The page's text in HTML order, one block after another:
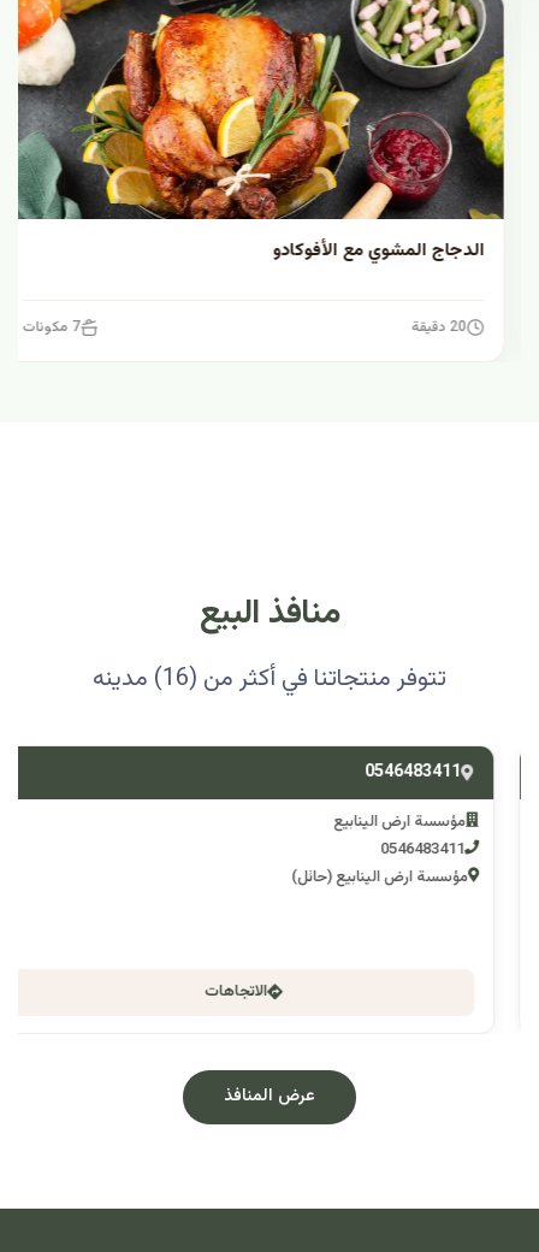
الدجاج المشوي مع الأفوكادو
20 دقيقة 7 مكونات
منافذ البيع
تتوفر منتجاتنا في أكثر من (16) مدينه
0546483411
مؤسسة ارض الينابيع
0546483411
مؤسسة ارض الينابيع (حائل)
الاتجاهات
عرض المنافذ